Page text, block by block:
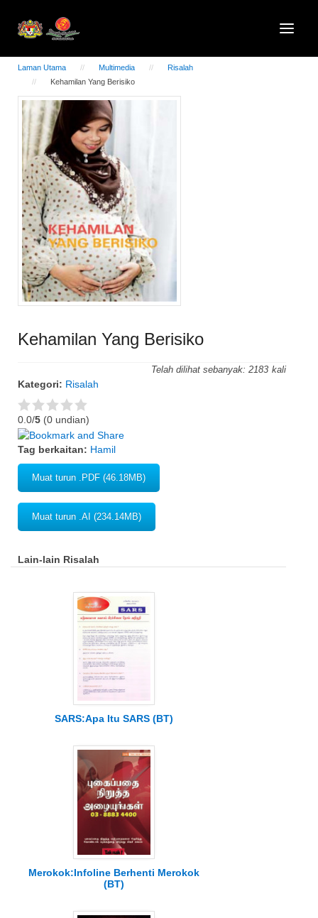
Laman Utama Multimedia
Risalah
Kehamilan Yang Berisiko
Kehamilan Yang Berisiko
Telah dilihat sebanyak: 2183
Kategori: Risalah
0.0/5 (0 undian)
Tag berkaitan: Hamil
Muat turun .PDF (46.18MB)
Muat turun .AI (234.14MB)
Lain-lain Risalah
SARS:Apa Itu SARS (BT)
Merokok:Infoline Berhenti Merokok
(BT)